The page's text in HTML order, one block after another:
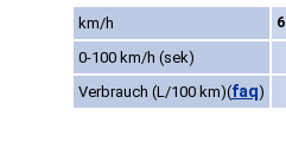
km/h
0-100 km/h (sek)
Verbrauch (L/100 km)(faq)